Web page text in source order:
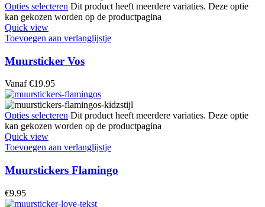
Opties selecteren Dit product heeft meerdere variaties. Deze optie
kan gekozen worden op de productpagina
Quick view
Toevoegen aan verlanglijstje
Muursticker Vos
Vanaf €19.95
Opties selecteren Dit product heeft meerdere variaties. Deze optie
kan gekozen worden op de productpagina
Quick view
Toevoegen aan verlanglijstje
Muurstickers Flamingo
€9.95